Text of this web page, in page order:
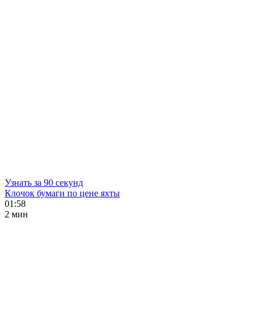
Узнать за 90 секунд
Клочок бумаги по цене яхты
01:58
2 мин